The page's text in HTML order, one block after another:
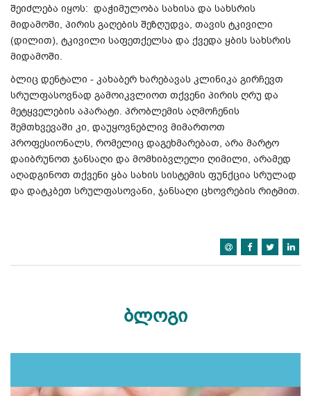
შეიძლება იყოს: დაჭიმულობა სახისა და სახსრის
მიდამოში, პირის გაღების შეზღუდვა, თავის ტკივილი
(დილით), ტკივილი საფეთქელსა და ქვედა ყბის სახსრის
მიდამოში.
ბლიც დენტალი - კახაბერ ხარებავას კლინიკა გირჩევთ
სრულფასოვნად გამოიკვლიოთ თქვენი პირის ღრუ და
მეტყველების აპარატი. პრობლემის აღმოჩენის
შემთხვევაში კი, დაუყოვნებლივ მიმართოთ
პროფესიონალს, რომელიც დაგეხმარებათ, არა მარტო
დაიბრუნოთ ჯანსაღი და მომხიბვლელი ღიმილი, არამედ
აღადგინოთ თქვენი ყბა სახის სისტემის ფუნქცია სრულად
და დატკბეთ სრულფასოვანი, ჯანსაღი ცხოვრების რიტმით.
ბლოგი